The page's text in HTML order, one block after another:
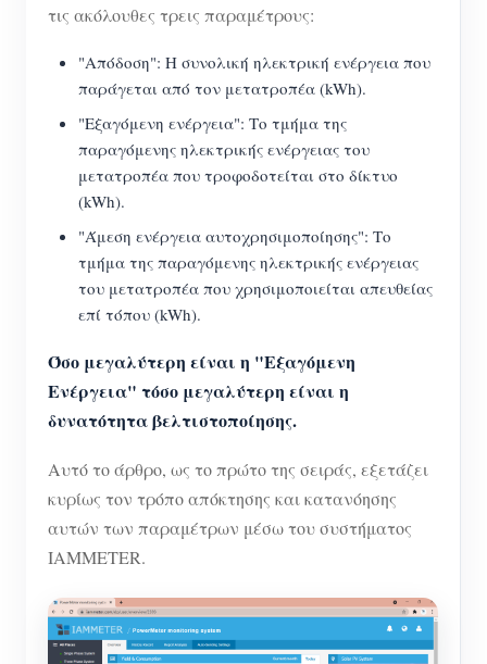
τις ακόλουθες τρεις παραμέτρους:
"Απόδοση": Η συνολική ηλεκτρική ενέργεια που
παράγεται από τον μετατροπέα (kWh).
"Εξαγόμενη ενέργεια": Το τμήμα της
παραγόμενης ηλεκτρικής ενέργειας του
μετατροπέα που τροφοδοτείται στο δίκτυο
(kWh).
"Άμεση ενέργεια αυτοχρησιμοποίησης": Το
τμήμα της παραγόμενης ηλεκτρικής ενέργειας
του μετατροπέα που χρησιμοποιείται απευθείας
επί τόπου (kWh).
Όσο μεγαλύτερη είναι η "Εξαγόμενη
Ενέργεια" τόσο μεγαλύτερη είναι η
δυνατότητα βελτιστοποίησης.
Αυτό το άρθρο, ως το πρώτο της σειράς, εξετάζει
κυρίως τον τρόπο απόκτησης και κατανόησης
αυτών των παραμέτρων μέσω του συστήματος
IAMMETER.